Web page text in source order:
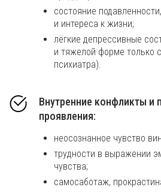
состояние
и интереса к жизни;
лёгкие депрессивные
и тяжелой форме только
психиатра).
Внутренние конфликты и
проявления:
неосознанное чувство
трудности в выражении
чувства;
самосаботаж,